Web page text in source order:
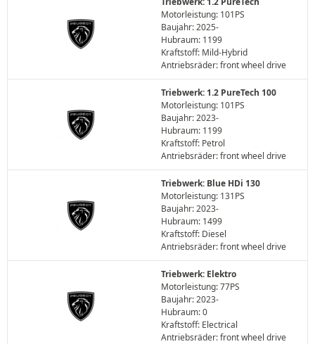
Motorleistung: 101PS
Baujahr: 2025-
Hubraum: 1199
Kraftstoff: Mild-Hybrid
Antriebsräder: front wheel drive
Triebwerk: 1.2 PureTech 100
Motorleistung: 101PS
Baujahr: 2023-
Hubraum: 1199
Kraftstoff: Petrol
Antriebsräder: front wheel drive
Triebwerk: Blue HDi 130
Motorleistung: 131PS
Baujahr: 2023-
Hubraum: 1499
Kraftstoff: Diesel
Antriebsräder: front wheel drive
Triebwerk: Elektro
Motorleistung: 77PS
Baujahr: 2023-
Hubraum: 0
Kraftstoff: Electrical
Antriebsräder: front wheel drive